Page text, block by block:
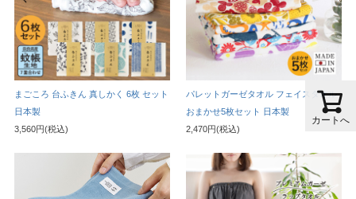
まごころ 台ふきん 真しかく 6枚 セット
日本製
3,560円(税込)
パレットガーゼタオル フェイスタオル
おまかせ5枚セット 日本製
2,470円(税込)
カートへ